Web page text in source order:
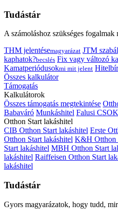
Tudástár
A számoláshoz szükséges fogalmak
THM jelentésemagyarázat JTM
kaphatok?becslés Fix vagy változó
Kamatperiódusokmi mit jelent
Összes kalkulátor
Támogatás
Kalkulátorok
Összes támogatás megtekintése
Babaváró Munkáshitel Falusi
Otthon Start lakáshitel
CIB Otthon Start lakáshitel Erste
Otthon Start lakáshitel K&H Otthon
Start lakáshitel MBH Otthon Start
lakáshitel Raiffeisen Otthon Start
lakáshitel
Tudástár
Gyors magyarázatok, hogy tudd,